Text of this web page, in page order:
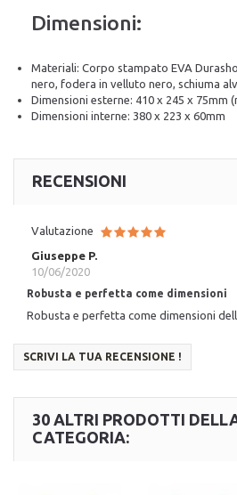
Dimensioni:
Materiali: Corpo stampato EVA
nero, fodera in velluto nero, schiuma
Dimensioni esterne: 410 x 245 x 75mm
Dimensioni interne: 380 x 223 x 60mm
RECENSIONI
Valutazione
Giuseppe P.
10/06/2020
Robusta e perfetta come dimensioni
Robusta e perfetta come dimensioni
SCRIVI LA TUA RECENSIONE !
30 ALTRI PRODOTTI
CATEGORIA: